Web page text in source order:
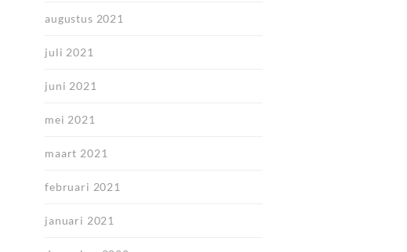
augustus 2021
juli 2021
juni 2021
mei 2021
maart 2021
februari 2021
januari 2021